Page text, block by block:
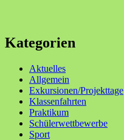
Kategorien
Aktuelles
Allgemein
Exkursionen/Projekttage
Klassenfahrten
Praktikum
Schülerwettbewerbe
Sport